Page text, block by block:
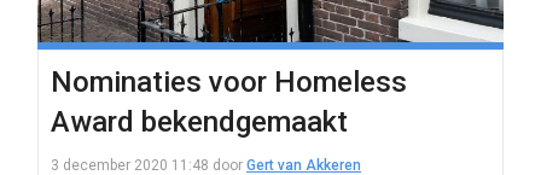
Nominaties voor Homeless
Award bekendgemaakt
3 december 2020 11:48 door Gert van Akkeren